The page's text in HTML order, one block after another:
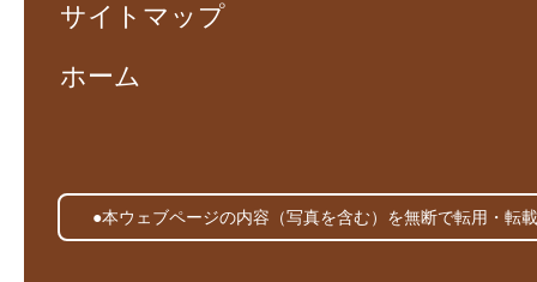
サイトマップ
ホーム
●本ウェブページの内容（写真を含む）を無断で転用・転